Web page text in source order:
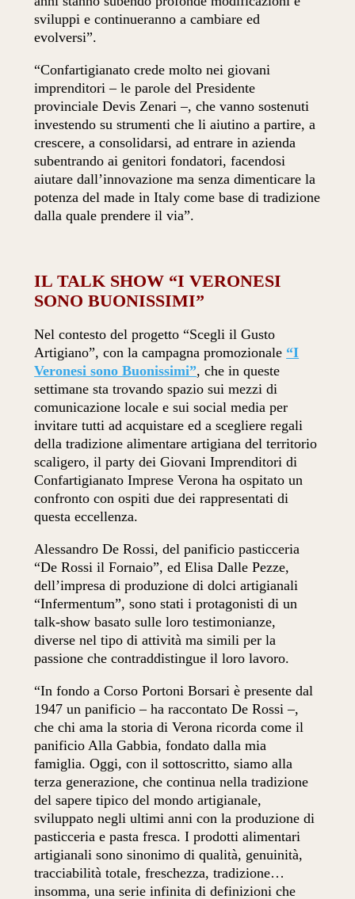
sviluppi e continueranno a cambiare ed
evolversi”.
“Confartigianato crede molto nei giovani
imprenditori – le parole del Presidente
provinciale Devis Zenari –, che vanno sostenuti
investendo su strumenti che li aiutino a partire, a
crescere, a consolidarsi, ad entrare in azienda
subentrando ai genitori fondatori, facendosi
aiutare dall’innovazione ma senza dimenticare la
potenza del made in Italy come base di tradizione
dalla quale prendere il via”.
IL TALK SHOW “I VERONESI
SONO BUONISSIMI”
Nel contesto del progetto “Scegli il Gusto
Artigiano”, con la campagna promozionale “I
Veronesi sono Buonissimi”, che in queste
settimane sta trovando spazio sui mezzi di
comunicazione locale e sui social media per
invitare tutti ad acquistare ed a scegliere regali
della tradizione alimentare artigiana del territorio
scaligero, il party dei Giovani Imprenditori di
Confartigianato Imprese Verona ha ospitato un
confronto con ospiti due dei rappresentati di
questa eccellenza.
Alessandro De Rossi, del panificio pasticceria
“De Rossi il Fornaio”, ed Elisa Dalle Pezze,
dell’impresa di produzione di dolci artigianali
“Infermentum”, sono stati i protagonisti di un
talk-show basato sulle loro testimonianze,
diverse nel tipo di attività ma simili per la
passione che contraddistingue il loro lavoro.
“In fondo a Corso Portoni Borsari è presente dal
1947 un panificio – ha raccontato De Rossi –,
che chi ama la storia di Verona ricorda come il
panificio Alla Gabbia, fondato dalla mia
famiglia. Oggi, con il sottoscritto, siamo alla
terza generazione, che continua nella tradizione
del sapere tipico del mondo artigianale,
sviluppato negli ultimi anni con la produzione di
pasticceria e pasta fresca. I prodotti alimentari
artigianali sono sinonimo di qualità, genuinità,
tracciabilità totale, freschezza, tradizione…
insomma, una serie infinita di definizioni che